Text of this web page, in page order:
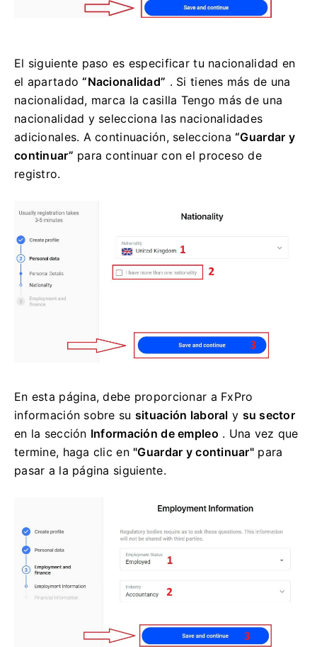
El siguiente paso es especificar tu nacionalidad en
el apartado“Nacionalidad” . Si tienes más de una
nacionalidad, marca la casilla Tengo más de una
nacionalidad y selecciona las nacionalidades
adicionales. A continuación, selecciona“Guardar y
continuar” para continuar con el proceso de
registro.
En esta página, debe proporcionar a FxPro
información sobre su situación laboral y su sector
en la sección Información de empleo . Una vez que
termine, haga clic en "Guardar y continuar" para
pasar a la página siguiente.